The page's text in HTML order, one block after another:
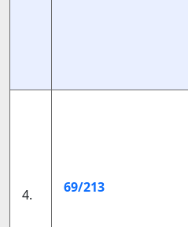
4. 69/213